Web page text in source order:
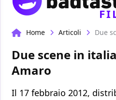
Home Articoli
Due scene in
Amaro
Il 17 febbraio 2012,